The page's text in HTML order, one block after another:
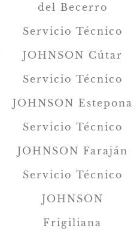
del Becerro
Servicio Técnico
JOHNSON Cútar
Servicio Técnico
JOHNSON Estepona
Servicio Técnico
JOHNSON Faraján
Servicio Técnico
JOHNSON
Frigiliana